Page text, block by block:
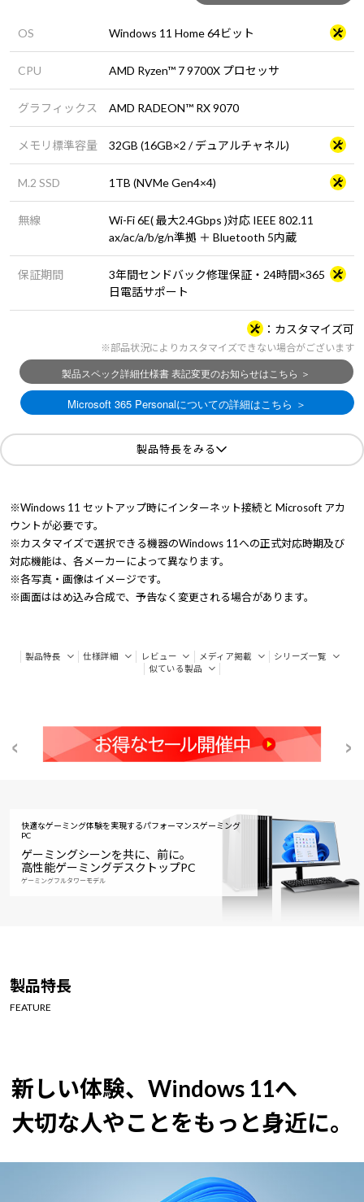
OS Windows 11 Home 64ビット
CPU AMD Ryzen™ 7 9700X プロセッサ
グラフィックス AMD RADEON™ RX 9070
メモリ標準容量 32GB (16GB×2 / デュアルチャネル)
M.2 SSD 1TB (NVMe Gen4×4)
無線
Wi-Fi 6E( 最大2.4Gbps )対応 IEEE 802.11
ax/ac/a/b/g/n準拠 ＋ Bluetooth 5内蔵
保証期間
3年間センドバック修理保証・24時間×365
日電話サポート
カスタマイズ可
※部品状況によりカスタマイズできない場合がございます
製品特長をみる
※Windows 11 セットアップ時にインターネット接続と Microsoft アカ
ウントが必要です。
※カスタマイズで選択できる機器のWindows 11への正式対応時期及び
対応機能は、各メーカーによって異なります。
※各写真・画像はイメージです。
※画面ははめ込み合成で、予告なく変更される場合があります。
製品特長 仕様詳細 レビュー メディア掲載
シリーズ一覧
似ている製品
快適なゲーミング体験を実現するパフォーマンスゲーミング
PC
ゲーミングシーンを共に、前に。
高性能ゲーミングデスクトップPC
ゲーミングフルタワーモデル
製品特長
FEATURE
新しい体験、Windows 11へ
大切な人やことをもっと身近に。